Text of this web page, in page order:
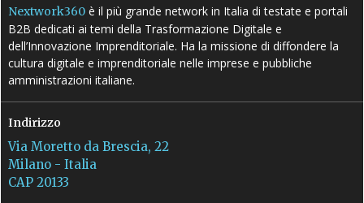
Nextwork360 è il più grande network in Italia di testate e portali
B2B dedicati ai temi della Trasformazione Digitale e
dell’Innovazione Imprenditoriale. Ha la missione di diffondere la
cultura digitale e imprenditoriale nelle imprese e pubbliche
amministrazioni italiane.
Indirizzo
Via Moretto da Brescia, 22
Milano - Italia
CAP 20133